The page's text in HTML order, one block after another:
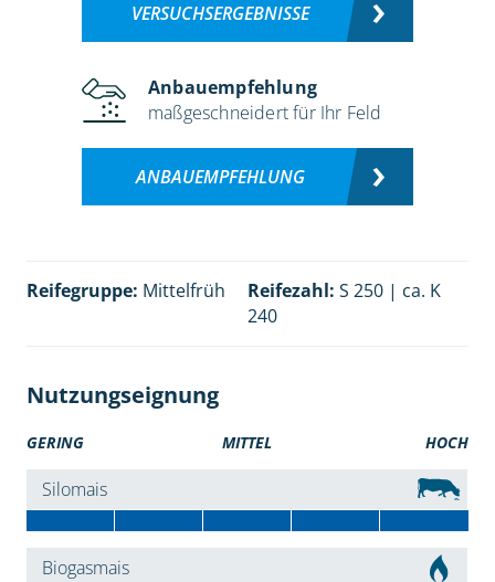
VERSUCHSERGEBNISSE
Anbauempfehlung
maßgeschneidert für Ihr Feld
ANBAUEMPFEHLUNG
Reifegruppe: Mittelfrüh Reifezahl: S 250 | ca. K
240
Nutzungseignung
GERING MITTEL HOCH
Silomais
Biogasmais